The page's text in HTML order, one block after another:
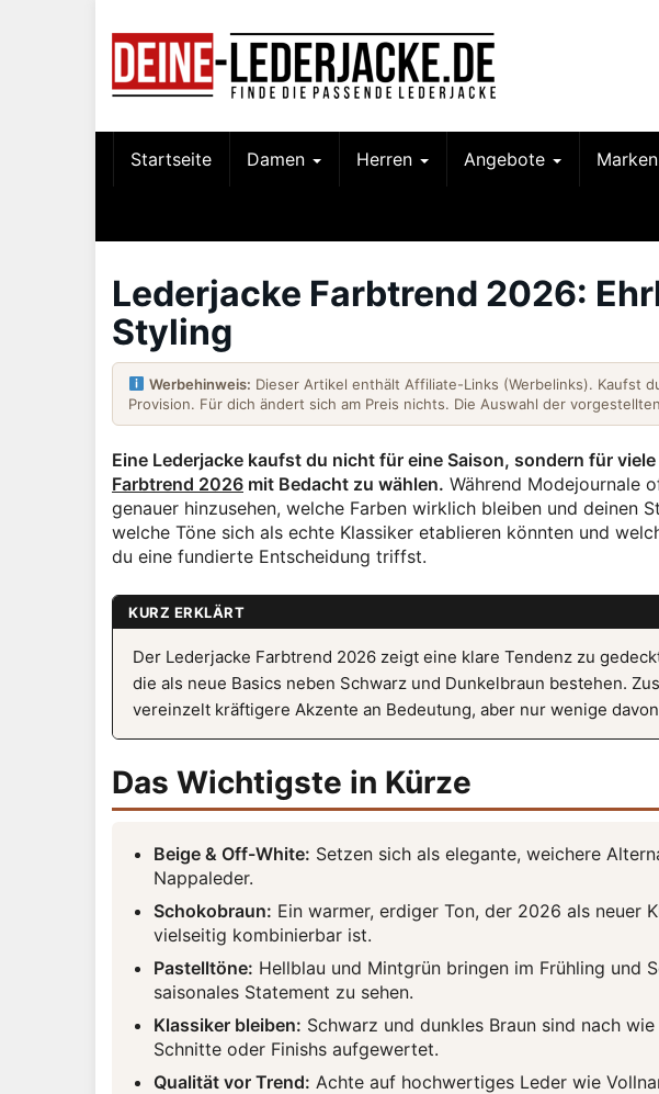
Startseite Damen Herren Angebote Marken
Lederjacke Farbtrend 2026:
Styling
Werbehinweis: Dieser Artikel enthält Affiliate-Links (Werbelinks). Kaufst
Provision. Für dich ändert sich am Preis nichts. Die Auswahl der
Eine Lederjacke kaufst du nicht für eine Saison, sondern für
Farbtrend 2026 mit Bedacht zu wählen. Während Modejournale
genauer hinzusehen, welche Farben wirklich bleiben und deinen
welche Töne sich als echte Klassiker etablieren könnten und
du eine fundierte Entscheidung triffst.
KURZ ERKLÄRT
Der Lederjacke Farbtrend 2026 zeigt eine klare Tendenz zu
die als neue Basics neben Schwarz und Dunkelbraun bestehen.
vereinzelt kräftigere Akzente an Bedeutung, aber nur wenige
Das Wichtigste in Kürze
Beige & Off-White: Setzen sich als elegante, weichere
Nappaleder.
Schokobraun: Ein warmer, erdiger Ton, der 2026 als neuer
vielseitig kombinierbar ist.
Pastelltöne: Hellblau und Mintgrün bringen im Frühling und
saisonales Statement zu sehen.
Klassiker bleiben: Schwarz und dunkles Braun sind nach
Schnitte oder Finishs aufgewertet.
Qualität vor Trend: Achte auf hochwertiges Leder wie